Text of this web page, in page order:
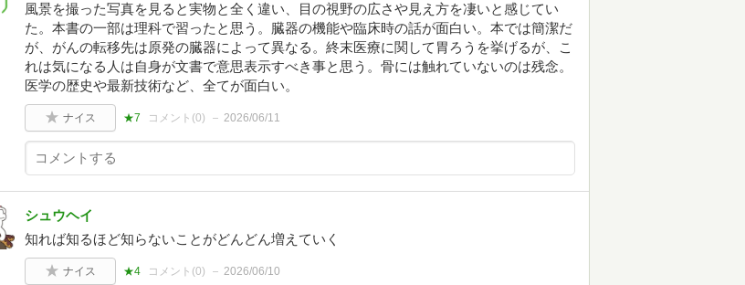
風景を撮った写真を見ると実物と全く違い、目の視野の広さや見え方を凄いと感じてい
た。本書の一部は理科で習ったと思う。臓器の機能や臨床時の話が面白い。本では簡潔だ
が、がんの転移先は原発の臓器によって異なる。終末医療に関して胃ろうを挙げるが、こ
れは気になる人は自身が文書で意思表示すべき事と思う。骨には触れていないのは残念。
医学の歴史や最新技術など、全てが面白い。
ナイス ★7 コメント(0) 2026/06/11
シュウヘイ
知れば知るほど知らないことがどんどん増えていく
ナイス ★4 コメント(0) 2026/06/10